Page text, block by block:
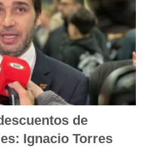
de
Ignacio Torres